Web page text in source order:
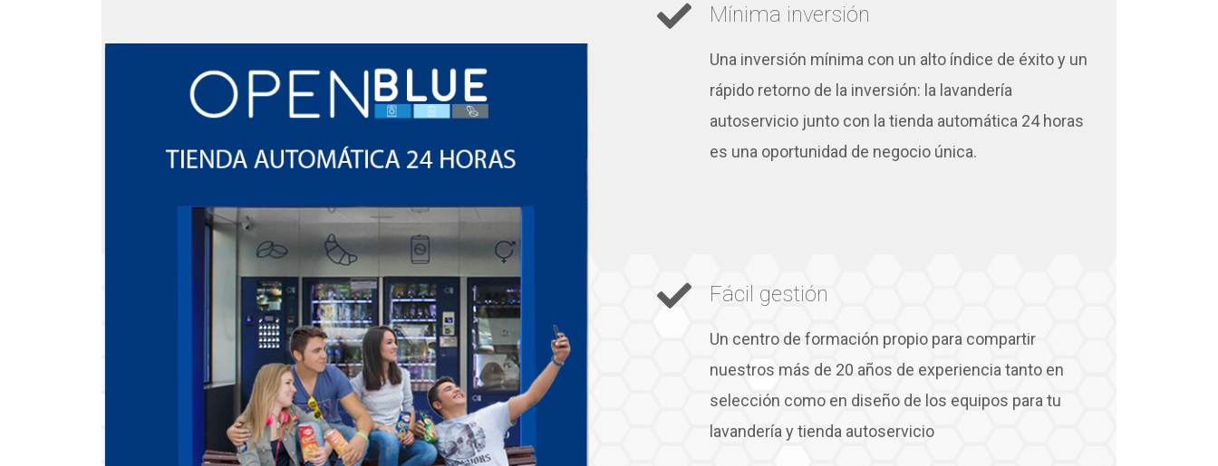
Mínima inversión
Una inversión mínima con un alto índice de éxito y un
rápido retorno de la inversión: la lavandería
autoservicio junto con la tienda automática 24 horas
es una oportunidad de negocio única.
Fácil gestión
Un centro de formación propio para compartir
nuestros más de 20 años de experiencia tanto en
selección como en diseño de los equipos para tu
lavandería y tienda autoservicio